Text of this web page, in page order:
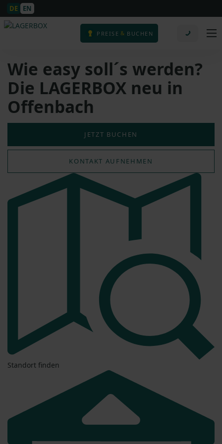
DE EN
PREISE & BUCHEN
Wie easy soll´s werden?
Die LAGERBOX neu in
Offenbach
JETZT BUCHEN
KONTAKT AUFNEHMEN
Standort finden